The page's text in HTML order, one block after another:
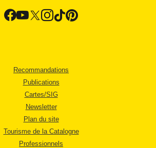
Recommandations
Publications
Cartes/SIG
Newsletter
Plan du site
Tourisme de la Catalogne
Professionnels